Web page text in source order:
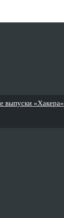
выпуски «Хакера»